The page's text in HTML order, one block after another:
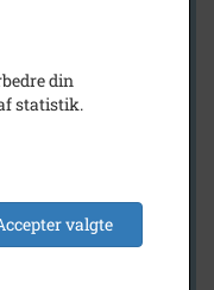
din
statistik.
valgte